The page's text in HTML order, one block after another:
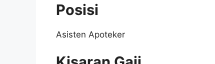
Posisi
Asisten Apoteker